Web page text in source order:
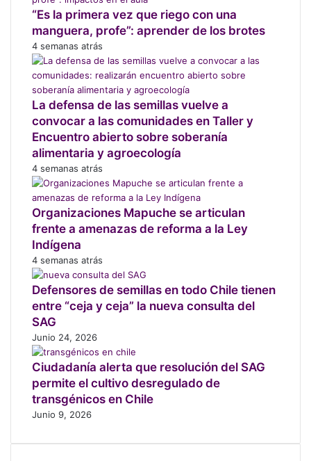
p
p
o
e
n
d
e
c
r
e
t
o
d
e
r
e
s
t
a
r
a
c
i
ó
n
o
“Es la primera vez que riego con una
manguera, profe”: aprender de los brotes
4 semanas atrás
La defensa de las semillas vuelve a
convocar a las comunidades en Taller y
Encuentro abierto sobre soberanía
alimentaria y agroecología
4 semanas atrás
Organizaciones Mapuche se articulan
frente a amenazas de reforma a la Ley
Indígena
4 semanas atrás
Defensores de semillas en todo Chile tienen
entre “ceja y ceja” la nueva consulta del
SAG
Junio 24, 2026
Ciudadanía alerta que resolución del SAG
permite el cultivo desregulado de
transgénicos en Chile
Junio 9, 2026